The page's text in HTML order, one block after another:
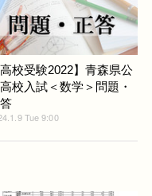
高校受験2022】青森県公
校入試＜数学＞問題・
Tue 9:00